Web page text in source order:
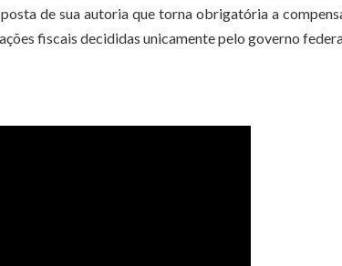
de sua autoria que torna obrigatória a
fiscais decididas unicamente pelo governo